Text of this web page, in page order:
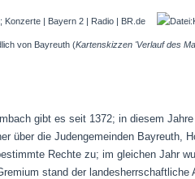
von Bayreuth (Kartenskizzen 'Verlauf des
gibt es seit 1372; in diesem
über die Judengemeinden Bayreuth,
Rechte zu; im gleichen Jahr
stand der